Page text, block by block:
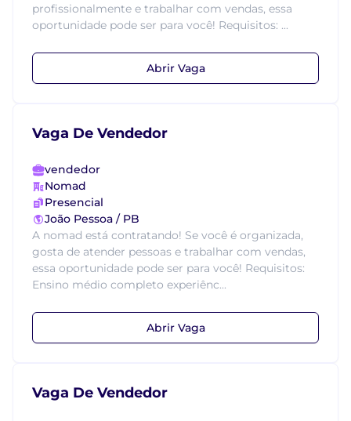
profissionalmente e trabalhar com vendas, essa
oportunidade pode ser para você! Requisitos: ...
Abrir Vaga
Vaga De Vendedor
vendedor
Nomad
Presencial
João Pessoa / PB
A nomad está contratando! Se você é organizada,
gosta de atender pessoas e trabalhar com vendas,
essa oportunidade pode ser para você! Requisitos:
Ensino médio completo experiênc...
Abrir Vaga
Vaga De Vendedor